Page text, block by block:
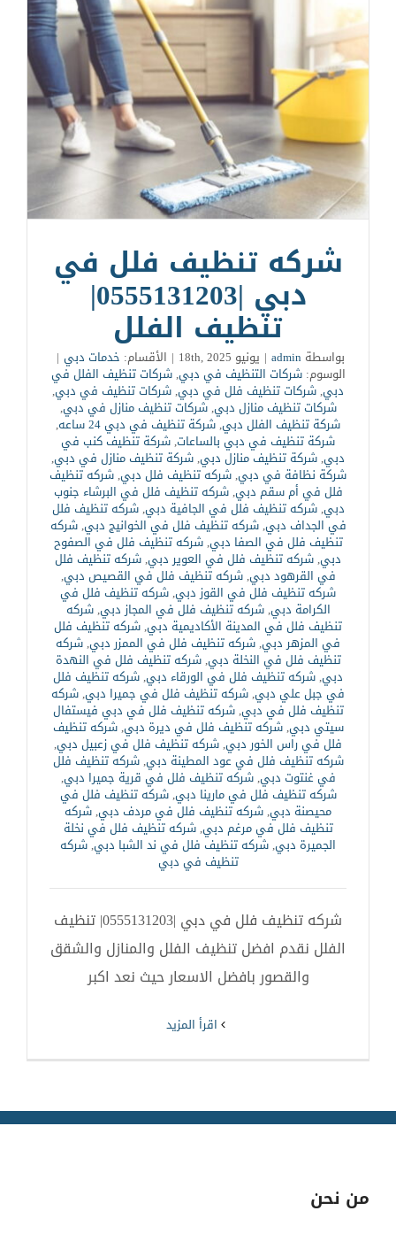
شركه تنظيف فلل في
دبي |0555131203|
تنظيف الفلل
بواسطةadmin
| يونيو 18th, 2025 | الأقسام: خدمات دبي |
الوسوم:شركات التنظيف في دبي,شركات تنظيف الفلل في
دبي,شركات تنظيف فلل في دبي,شركات تنظيف في دبي,
شركات تنظيف منازل دبي,شركات تنظيف منازل في دبي,
شركة تنظيف الفلل دبي,شركة تنظيف في دبي 24 ساعه ,
شركة تنظيف في دبي بالساعات,شركة تنظيف كنب في
دبي,شركة تنظيف منازل دبي,شركة تنظيف منازل في دبي,
شركة نظافة في دبي,شركه تنظيف فلل دبي,شركه تنظيف
فلل في أم سقم دبي,شركه تنظيف فلل في البرشاء جنوب
دبي,شركه تنظيف فلل في الجافية دبي,شركه تنظيف فلل
في الجداف دبي,شركه تنظيف فلل في الخوانيج دبي,شركه
تنظيف فلل في الصفا دبي,شركه تنظيف فلل في الصفوح
دبي,شركه تنظيف فلل في العوير دبي,شركه تنظيف فلل
في القرهود دبي,شركه تنظيف فلل في القصيص دبي,
شركه تنظيف فلل في القوز دبي,شركه تنظيف فلل في
الكرامة دبي,شركه تنظيف فلل في المجاز دبي,شركه
تنظيف فلل في المدينة الأكاديمية دبي,شركه تنظيف فلل
في المزهر دبي,شركه تنظيف فلل في الممزر دبي,شركه
تنظيف فلل في النخلة دبي,شركه تنظيف فلل في النهدة
دبي,شركه تنظيف فلل في الورقاء دبي,شركه تنظيف فلل
في جبل علي دبي,شركه تنظيف فلل في جميرا دبي,شركه
تنظيف فلل في دبي,شركه تنظيف فلل في دبي فيستفال
سيتي دبي,شركه تنظيف فلل في ديرة دبي,شركه تنظيف
فلل في راس الخور دبي,شركه تنظيف فلل في زعبيل دبي,
شركه تنظيف فلل في عود المطينة دبي,شركه تنظيف فلل
في غنتوت دبي,شركه تنظيف فلل في قرية جميرا دبي,
شركه تنظيف فلل في مارينا دبي,شركه تنظيف فلل في
محيصنة دبي,شركه تنظيف فلل في مردف دبي,شركه
تنظيف فلل في مرغم دبي,شركه تنظيف فلل في نخلة
الجميرة دبي,شركه تنظيف فلل في ند الشبا دبي,شركه
تنظيف في دبي
شركه تنظيف فلل في دبي |0555131203| تنظيف
الفلل نقدم افضل تنظيف الفلل والمنازل والشقق
والقصور بافضل الاسعار حيث نعد اكبر
من نحن